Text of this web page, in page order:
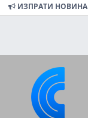
ИЗПРАТИ НОВИНА